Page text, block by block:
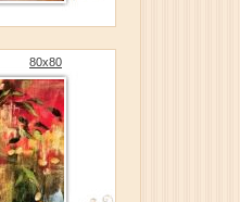
80x80